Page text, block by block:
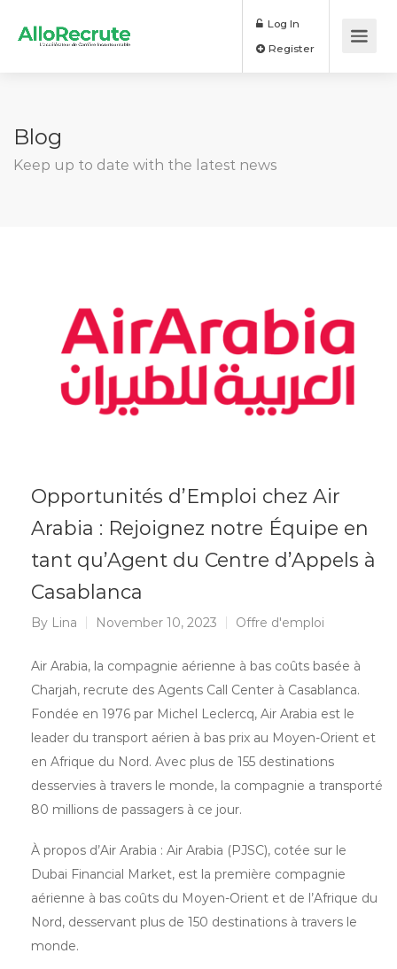
Log In
Blog
Keep up to date with the latest news
Opportunités d’Emploi chez Air
Arabia : Rejoignez notre Équipe en
tant qu’Agent du Centre d’Appels à
Casablanca
By Lina November 10, 2023 Offre d'emploi
Air Arabia, la compagnie aérienne à bas coûts basée à
Charjah, recrute des Agents Call Center à Casablanca.
Fondée en 1976 par Michel Leclercq, Air Arabia est le
leader du transport aérien à bas prix au Moyen-Orient et
en Afrique du Nord. Avec plus de 155 destinations
desservies à travers le monde, la compagnie a transporté
80 millions de passagers à ce jour.
À propos d’Air Arabia : Air Arabia (PJSC), cotée sur le
Dubai Financial Market, est la première compagnie
aérienne à bas coûts du Moyen-Orient et de l’Afrique du
Nord, desservant plus de 150 destinations à travers le
monde.